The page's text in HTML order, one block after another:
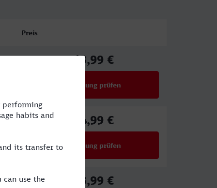
Preis
43,99 €
Verbindung prüfen
34,99 €
Verbindung prüfen
43,99 €